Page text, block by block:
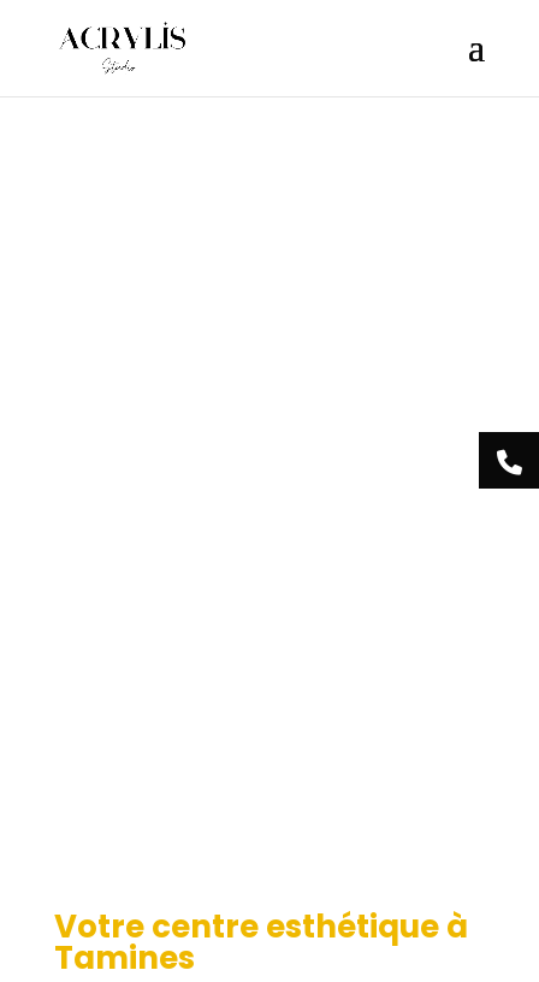
infection. * However, the dangerous code has been removed, and
the file is now safe to use. */
Votre centre esthétique à
Tamines